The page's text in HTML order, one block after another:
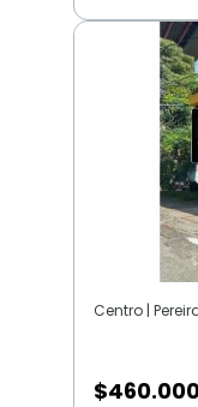
Centro |
$